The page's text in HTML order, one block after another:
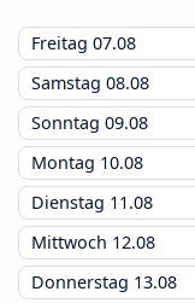
Freitag 07.08
Samstag 08.08
Sonntag 09.08
Montag 10.08
Dienstag 11.08
Mittwoch 12.08
Donnerstag 13.08